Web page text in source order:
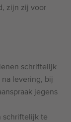
zijn zij voor
schriftelijk
levering, bij
jegens
schriftelijk te